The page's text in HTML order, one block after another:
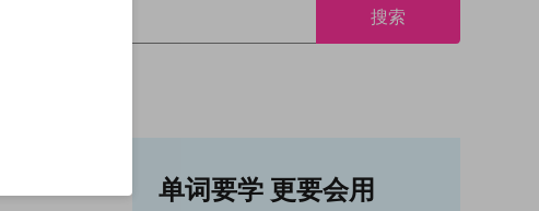
搜索
单词要学 更要会用